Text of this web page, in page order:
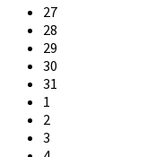
Skip
calendar
days
27
28
29
30
31
1
2
3